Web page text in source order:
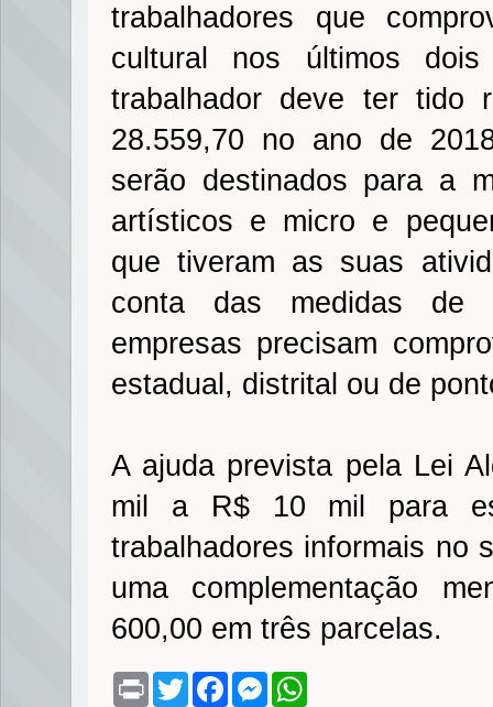
trabalhadores que
cultural nos últimos
trabalhador deve ter tido
28.559,70 no ano de
serão destinados para a
artísticos e micro e
que tiveram as suas
conta das medidas de
empresas precisam
estadual, distrital ou de
A ajuda prevista pela Lei
mil a R$ 10 mil para
trabalhadores informais no
uma complementação
600,00 em três parcelas.
P
T
w
F
M